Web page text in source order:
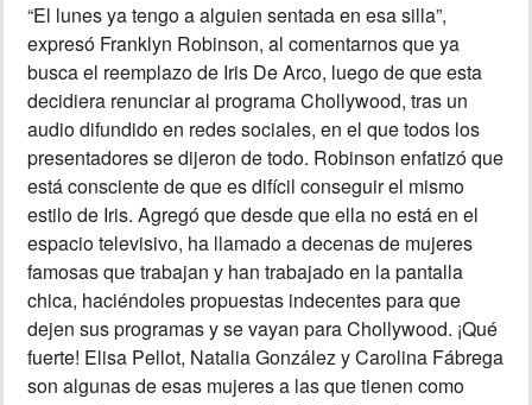
DEPORTES
MUNDO
INSÓLITAS
MULTIMEDIA
IMPRESO
“El lunes ya tengo a alguien sentada en esa silla”,
expresó Franklyn Robinson, al comentarnos que ya
busca el reemplazo de Iris De Arco, luego de que esta
decidiera renunciar al programa Chollywood, tras un
audio difundido en redes sociales, en el que todos los
presentadores se dijeron de todo. Robinson enfatizó que
está consciente de que es difícil conseguir el mismo
estilo de Iris. Agregó que desde que ella no está en el
espacio televisivo, ha llamado a decenas de mujeres
famosas que trabajan y han trabajado en la pantalla
chica, haciéndoles propuestas indecentes para que
dejen sus programas y se vayan para Chollywood. ¡Qué
fuerte! Elisa Pellot, Natalia González y Carolina Fábrega
son algunas de esas mujeres a las que tienen como